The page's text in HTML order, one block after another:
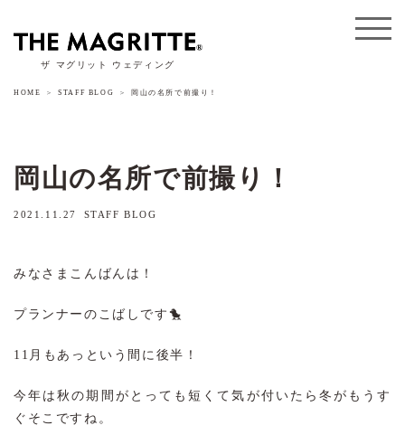
ザ マグリット ウェディング
HOME STAFF BLOG 岡山の名所で前撮り！
岡山の名所で前撮り！
2021.11.27 STAFF BLOG
みなさまこんばんは！
プランナーのこばしです🐤
11月もあっという間に後半！
今年は秋の期間がとっても短くて気が付いたら冬がもうす
ぐそこですね。